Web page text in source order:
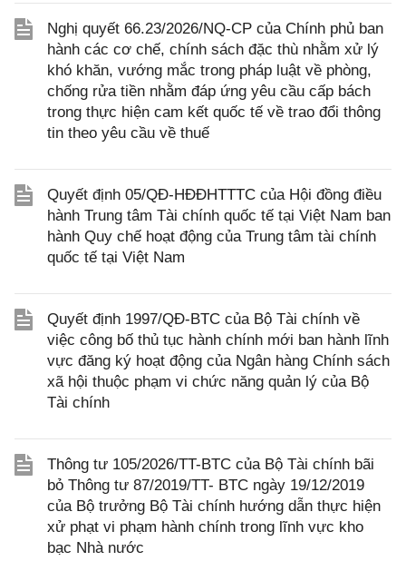
Nghị quyết 66.23/2026/NQ-CP của Chính phủ ban
hành các cơ chế, chính sách đặc thù nhằm xử lý
khó khăn, vướng mắc trong pháp luật về phòng,
chống rửa tiền nhằm đáp ứng yêu cầu cấp bách
trong thực hiện cam kết quốc tế về trao đổi thông
tin theo yêu cầu về thuế
Quyết định 05/QĐ-HĐĐHTTTC của Hội đồng điều
hành Trung tâm Tài chính quốc tế tại Việt Nam ban
hành Quy chế hoạt động của Trung tâm tài chính
quốc tế tại Việt Nam
Quyết định 1997/QĐ-BTC của Bộ Tài chính về
việc công bố thủ tục hành chính mới ban hành lĩnh
vực đăng ký hoạt động của Ngân hàng Chính sách
xã hội thuộc phạm vi chức năng quản lý của Bộ
Tài chính
Thông tư 105/2026/TT-BTC của Bộ Tài chính bãi
bỏ Thông tư 87/2019/TT- BTC ngày 19/12/2019
của Bộ trưởng Bộ Tài chính hướng dẫn thực hiện
xử phạt vi phạm hành chính trong lĩnh vực kho
bạc Nhà nước